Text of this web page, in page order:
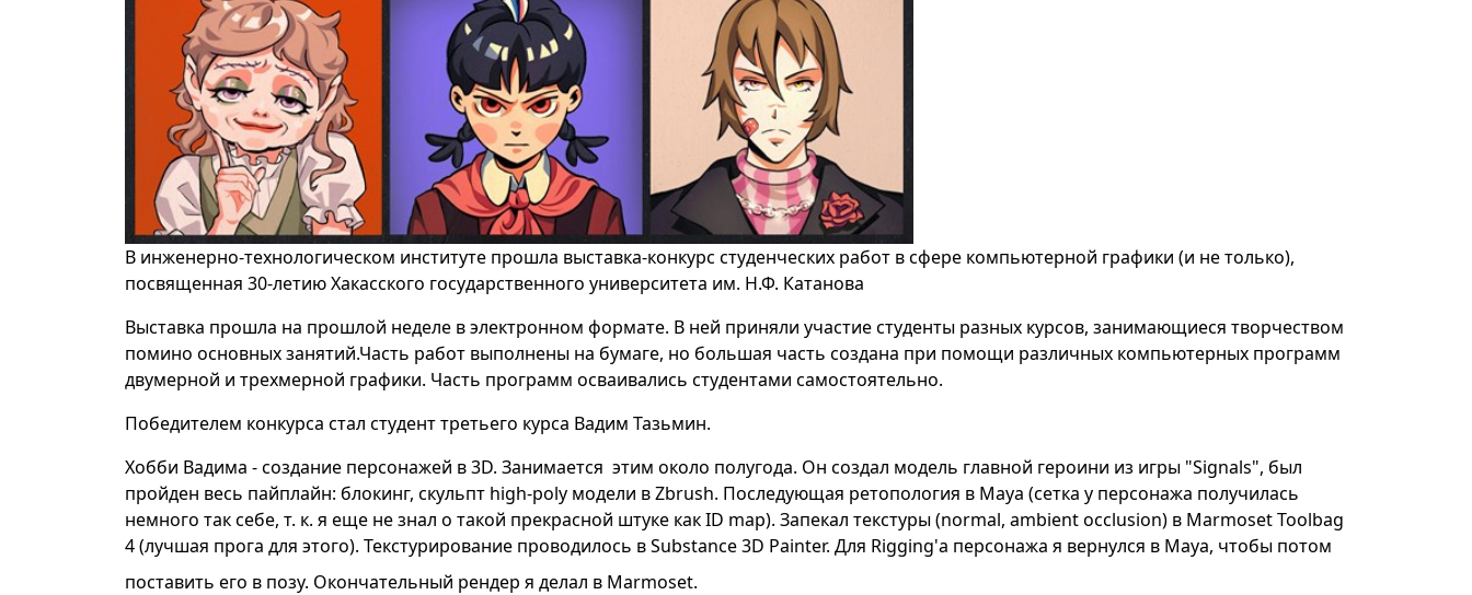
В инженерно-технологическом институте прошла выставка-конкурс студенческих работ в сфере компьютерной графики (и не только),
посвященная 30-летию Хакасского государственного университета им. Н.Ф. Катанова
Выставка прошла на прошлой неделе в электронном формате. В ней приняли участие студенты разных курсов, занимающиеся творчеством
помино основных занятий.Часть работ выполнены на бумаге, но большая часть создана при помощи различных компьютерных программ
двумерной и трехмерной графики. Часть программ осваивались студентами самостоятельно.
Победителем конкурса стал студент третьего курса Вадим Тазьмин.
Хобби Вадима - создание персонажей в 3D. Занимается этим около полугода. Он создал модель главной героини из игры "Signals", был
пройден весь пайплайн: блокинг, скульпт high-poly модели в Zbrush. Последующая ретопология в Maya (сетка у персонажа получилась
немного так себе, т. к. я еще не знал о такой прекрасной штуке как ID map). Запекал текстуры (normal, ambient occlusion) в Marmoset Toolbag
4 (лучшая прога для этого). Текстурирование проводилось в Substance 3D Painter. Для Rigging'а персонажа я вернулся в Maya, чтобы потом
поставить его в позу. Окончательный рендер я делал в Marmoset.